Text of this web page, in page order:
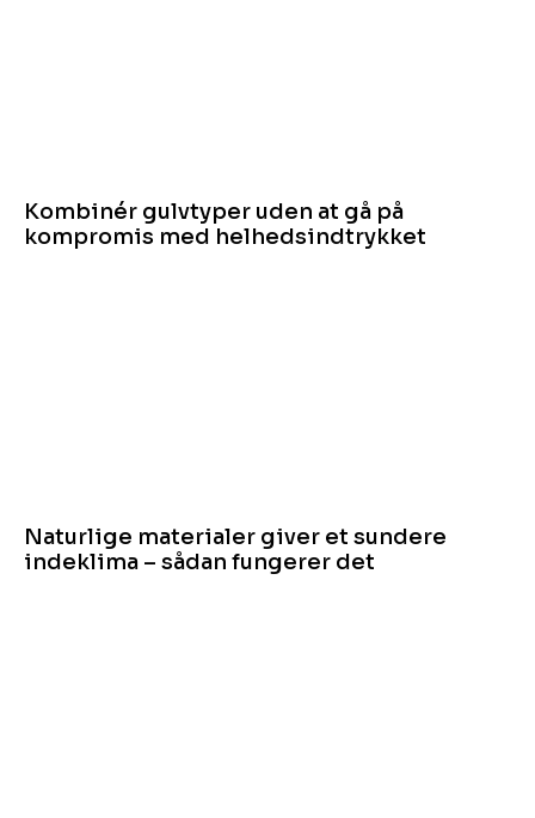
Kombinér gulvtyper uden at gå på
kompromis med helhedsindtrykket
Naturlige materialer giver et sundere
indeklima – sådan fungerer det